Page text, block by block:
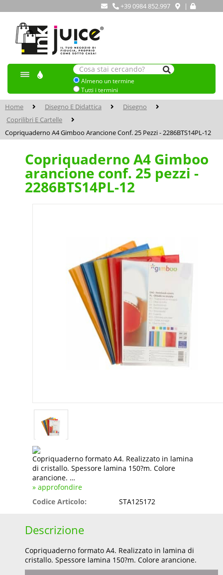
+39 0984 852.997 |
Almeno un termine
Tutti i termini
Home Disegno E Didattica
Disegno
Coprilibri E Cartelle
Copriquaderno A4 Gimboo Arancione Conf. 25 Pezzi - 2286BTS14PL-12
Copriquaderno A4 Gimboo
arancione conf. 25 pezzi -
2286BTS14PL-12
Copriquaderno formato A4. Realizzato in lamina
di cristallo. Spessore lamina 150?m. Colore
arancione. …
» approfondire
Codice Articolo:
STA125172
Descrizione
Copriquaderno formato A4. Realizzato in lamina di
cristallo. Spessore lamina 150?m. Colore arancione.